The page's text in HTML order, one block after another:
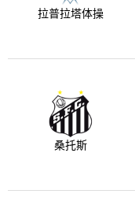
拉普拉塔体操
桑托斯